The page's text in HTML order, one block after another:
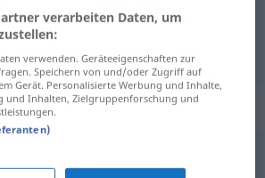
für "mniejszy"
verarbeiten Daten, um
verwenden. Geräteeigenschaften zur
Speichern von und/oder Zugriff auf
Gerät. Personalisierte Werbung und Inhalte,
und Inhalten, Zielgruppenforschung und